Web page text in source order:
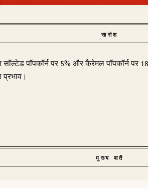
सारांश
पॉपकॉर्न पर 5% और कैरेमल पॉपकॉर्न पर
मुख्य बातें